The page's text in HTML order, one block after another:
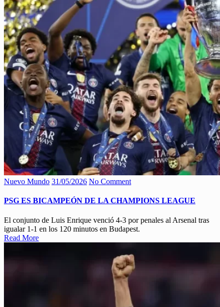
Nuevo Mundo 31/05/2026 No Comment
PSG ES BICAMPEÓN DE LA CHAMPIONS LEAGUE
El conjunto de Luis Enrique venció 4-3 por penales al Arsenal tras
igualar 1-1 en los 120 minutos en Budapest.
Read More